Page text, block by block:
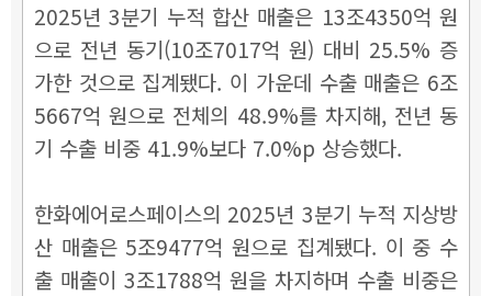
2025년 3분기 누적 합산 매출은 13조4350억 원
으로 전년 동기(10조7017억 원) 대비 25.5% 증
가한 것으로 집계됐다. 이 가운데 수출 매출은 6조
5667억 원으로 전체의 48.9%를 차지해, 전년 동
기 수출 비중 41.9%보다 7.0%p 상승했다.
한화에어로스페이스의 2025년 3분기 누적 지상방
산 매출은 5조9477억 원으로 집계됐다. 이 중 수
출 매출이 3조1788억 원을 차지하며 수출 비중은